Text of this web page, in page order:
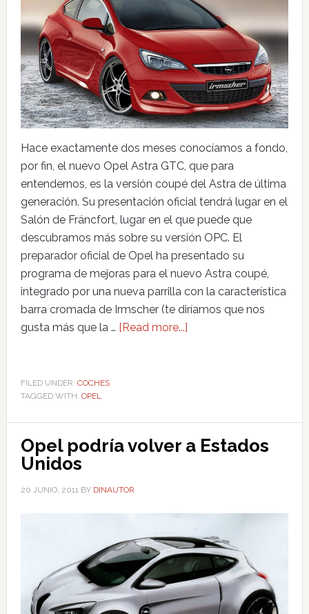
Hace exactamente dos meses conocíamos a fondo,
por fin, el nuevo Opel Astra GTC, que para
entendernos, es la versión coupé del Astra de última
generación. Su presentación oficial tendrá lugar en el
Salón de Fráncfort, lugar en el que puede que
descubramos más sobre su versión OPC. El
preparador oficial de Opel ha presentado su
programa de mejoras para el nuevo Astra coupé,
integrado por una nueva parrilla con la característica
barra cromada de Irmscher (te diríamos que nos
gusta más que la … [Read more...]
FILED UNDER: COCHES
TAGGED WITH: OPEL
Opel podría volver a Estados
Unidos
20 JUNIO, 2011BY DINAUTOR